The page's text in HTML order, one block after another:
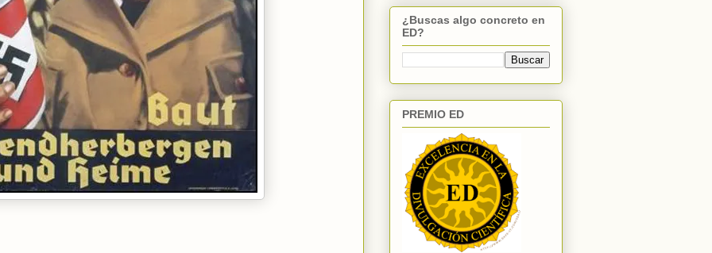
¿Buscas algo concreto en
ED?
PREMIO ED